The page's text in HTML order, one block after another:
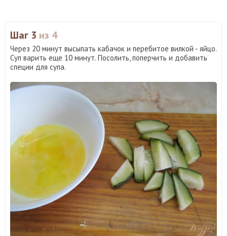
Шаг 3 из 4
Через 20 минут высыпать кабачок и перебитое вилкой - яйцо.
Суп варить еще 10 минут. Посолить, поперчить и добавить
специи для супа.